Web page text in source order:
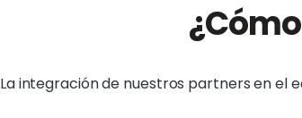
La integración de nuestros partners en el